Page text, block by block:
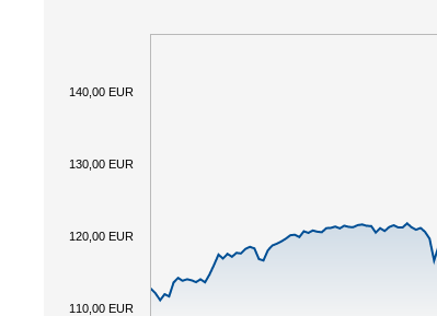
120,00 EUR
140,00 EUR
110,00 EUR
130,00 EUR